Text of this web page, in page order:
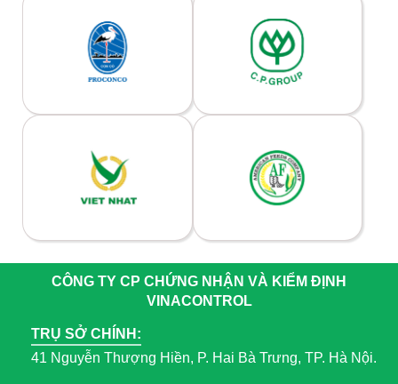
CÔNG TY CP CHỨNG NHẬN VÀ KIỂM ĐỊNH
VINACONTROL
TRỤ SỞ CHÍNH:
41 Nguyễn Thượng Hiền, P. Hai Bà Trưng, TP. Hà Nội.